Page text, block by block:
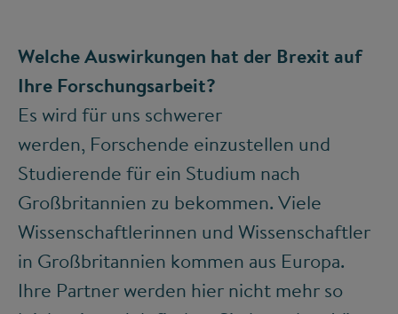
Welche Auswirkungen hat der Brexit auf
Ihre Forschungsarbeit?
Es wird für uns schwerer
werden, Forschende einzustellen und
Studierende für ein Studium nach
Großbritannien zu bekommen. Viele
Wissenschaftlerinnen und Wissenschaftler
in Großbritannien kommen aus Europa.
Ihre Partner werden hier nicht mehr so